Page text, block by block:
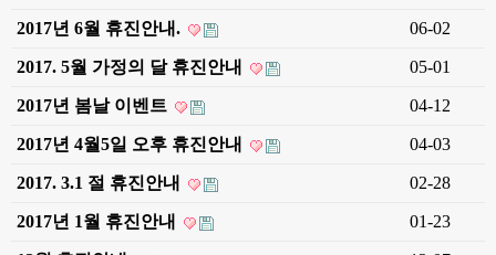
2017년 6월 휴진안내. 06-02
2017. 5월 가정의 달 휴진안내 05-01
2017년 봄날 이벤트 04-12
2017년 4월5일 오후 휴진안내 04-03
2017. 3.1 절 휴진안내 02-28
2017년 1월 휴진안내 01-23